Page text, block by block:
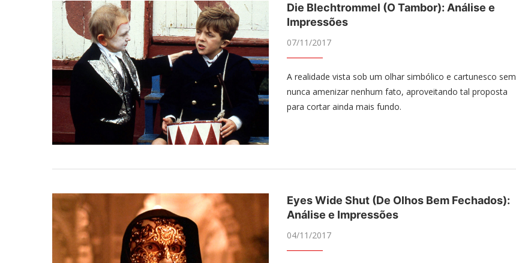
Die Blechtrommel (O Tambor): Análise e
Impressões
07/11/2017
A realidade vista sob um olhar simbólico e cartunesco sem
nunca amenizar nenhum fato, aproveitando tal proposta
para cortar ainda mais fundo.
Eyes Wide Shut (De Olhos Bem Fechados):
Análise e Impressões
04/11/2017